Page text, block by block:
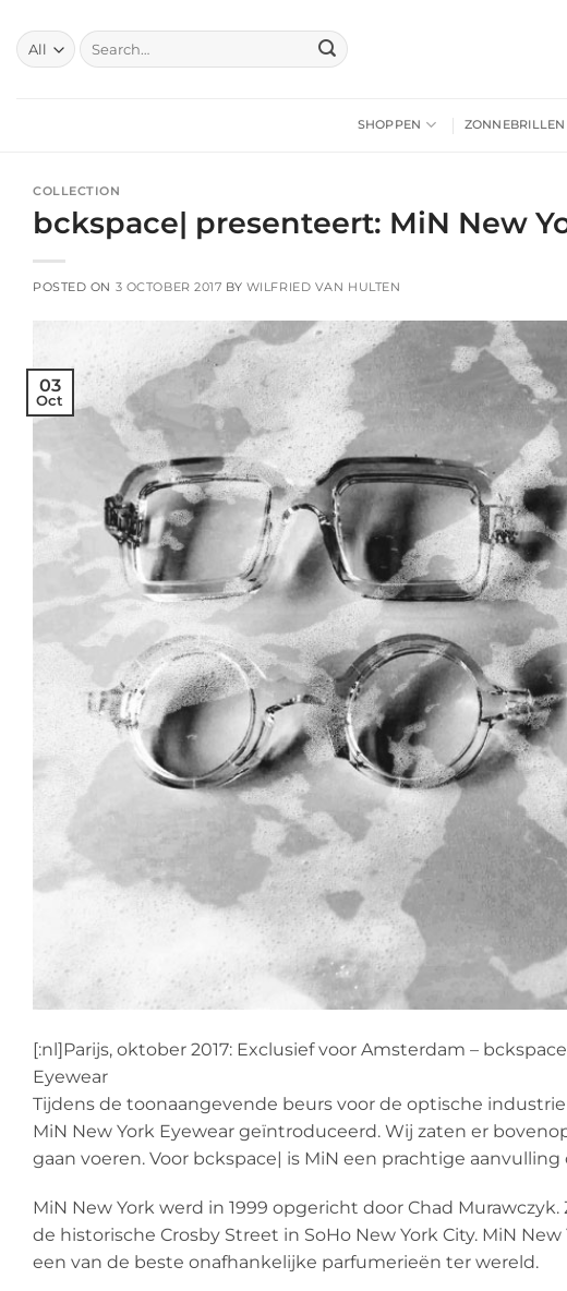
content
Search
for:
SHOPPEN ZONNEBRILLEN
COLLECTION
bckspace| presenteert: MiN New
POSTED ON 3 OCTOBER 2017 BY WILFRIED VAN HULTEN
03
Oct
[:nl]Parijs, oktober 2017: Exclusief voor Amsterdam –
Eyewear
Tijdens de toonaangevende beurs voor de optische
MiN New York Eyewear geïntroduceerd. Wij zaten er
gaan voeren. Voor bckspace| is MiN een prachtige
MiN New York werd in 1999 opgericht door Chad
de historische Crosby Street in SoHo New York City. MiN
een van de beste onafhankelijke parfumerieën ter wereld.